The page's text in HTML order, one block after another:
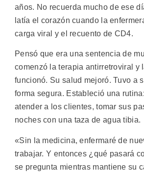
años. No recuerda mucho de ese
latía el corazón cuando la
carga viral y el recuento de CD4.
Pensó que era una sentencia de
comenzó la terapia antirretroviral y
funcionó. Su salud mejoró. Tuvo a
forma segura. Estableció una
atender a los clientes, tomar sus
noches con una taza de agua tibia.
«Sin la medicina, enfermaré de
trabajar. Y entonces ¿qué pasará
se pregunta mientras mantiene su